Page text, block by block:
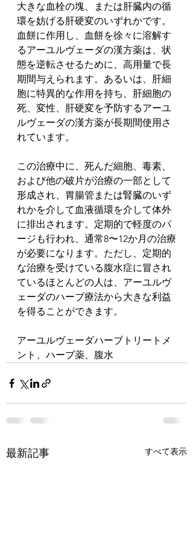
大きな血栓の塊、または肝臓内の循
環を妨げる肝硬変のいずれかです。
血餅に作用し、血餅を徐々に溶解す
るアーユルヴェーダの漢方薬は、状
態を逆転させるために、高用量で長
期間与えられます。あるいは、肝細
胞に特異的な作用を持ち、肝細胞の
死、変性、肝硬変を予防するアーユ
ルヴェーダの漢方薬が長期間使用さ
れています。
この治療中に、死んだ細胞、毒素、
および他の破片が治療の一部として
形成され、胃腸管または腎臓のいず
れかを介して血液循環を介して体外
に排出されます。定期的で軽度のパ
ージも行われ、通常8〜12か月の治療
が必要になります。ただし、定期的
な治療を受けている腹水症に冒され
ているほとんどの人は、アーユルヴ
ェーダのハーブ療法から大きな利益
を得ることができます。
アーユルヴェーダハーブトリートメ
ント、ハーブ薬、腹水
最新記事 すべて表示